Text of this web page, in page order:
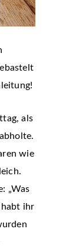
als
wie
„Was
ihr